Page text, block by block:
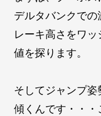
デルタバンクで
レーキ高さをワ
値を探ります。
そしてジャンプ姿
傾くんです・・・